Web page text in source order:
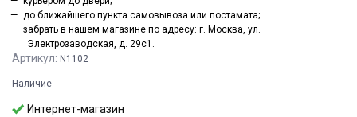
Артикул: N1102
Наличие
Интернет-магазин
до ближайшего пункта самовывоза или постамата;
забрать в нашем магазине по адресу: г. Москва, ул.
Электрозаводская, д. 29с1.